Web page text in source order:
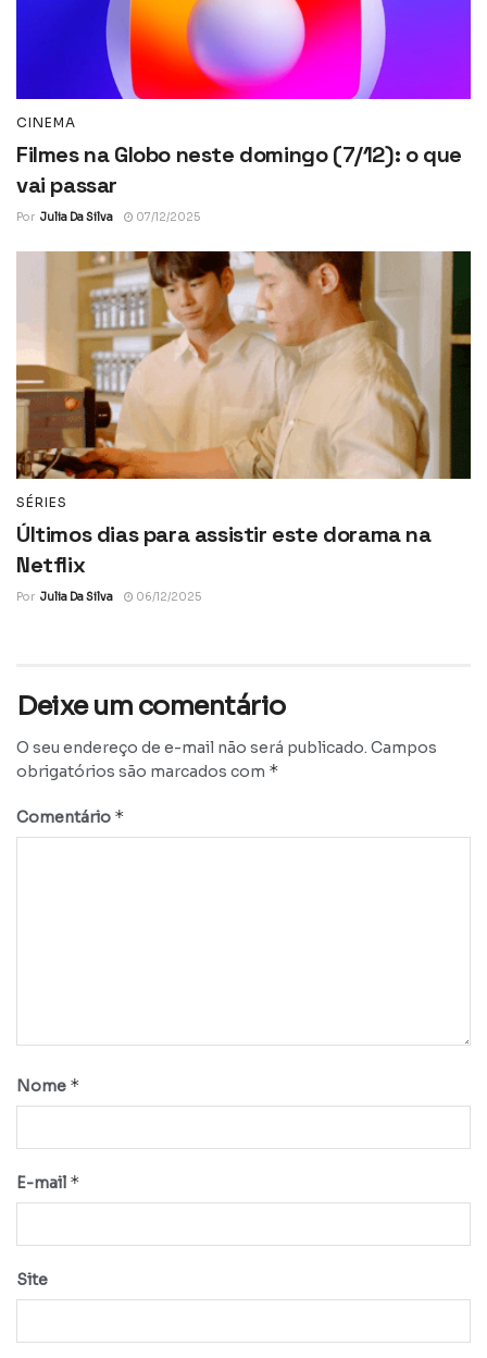
CINEMA
Filmes na Globo neste domingo (7/12): o que
vai passar
Por Julia Da Silva 07/12/2025
SÉRIES
Últimos dias para assistir este dorama na
Netflix
Por Julia Da Silva 06/12/2025
Deixe um comentário
O seu endereço de e-mail não será publicado. Campos
obrigatórios são marcados com *
Comentário *
Nome *
E-mail *
Site